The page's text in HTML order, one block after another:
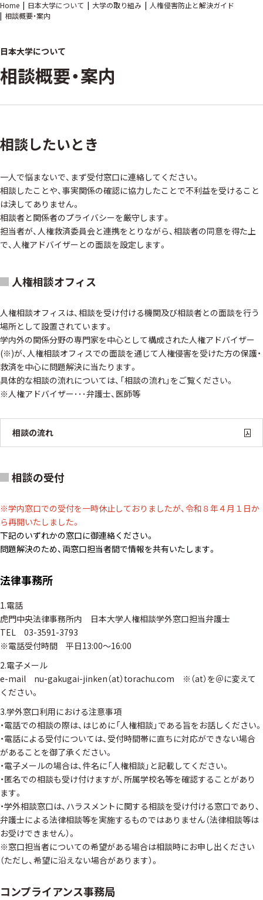
Home 日本大学について 大学の取り組み
人権侵害防止と解決ガイド
相談概要・案内
日本大学について
相談概要・案内
相談したいとき
一人で悩まないで、まず受付窓口に連絡してください。
相談したことや、事実関係の確認に協力したことで不利益を受けること
は決してありません。
相談者と関係者のプライバシーを厳守します。
担当者が、人権救済委員会と連携をとりながら、相談者の同意を得た上
で、人権アドバイザーとの面談を設定します。
人権相談オフィス
人権相談オフィスは、相談を受け付ける機関及び相談者との面談を行う
場所として設置されています。
学内外の関係分野の専門家を中心として構成された人権アドバイザー
(※)が、人権相談オフィスでの面談を通じて人権侵害を受けた方の保護・
救済を中心に問題解決に当たります。
具体的な相談の流れについては、「相談の流れ」をご覧ください。
※人権アドバイザー･･･弁護士、医師等
相談の流れ
相談の受付
※学内窓口での受付を一時休止しておりましたが、令和８年４月１日か
ら再開いたしました。
下記のいずれかの窓口に御連絡ください。
問題解決のため、両窓口担当者間で情報を共有いたします。
法律事務所
1.電話
虎門中央法律事務所内 日本大学人権相談学外窓口担当弁護士
TEL 03-3591-3793
※電話受付時間 平日13:00～16:00
2.電子メール
e-mail nu-gakugai-jinken（at）torachu.com ※（at）を＠に変えて
ください。
3.学外窓口利用における注意事項
・電話での相談の際は、はじめに「人権相談」である旨をお話しください。
・電話による受付については、受付時間帯に直ちに対応ができない場合
があることを御了承ください。
・電子メールの場合は、件名に「人権相談」と記載してください。
・匿名での相談も受け付けますが、所属学校名等を確認することがあり
ます。
・学外相談窓口は、ハラスメントに関する相談を受け付ける窓口であり、
弁護士による法律相談等を実施するものではありません（法律相談等は
お受けできません）。
※窓口担当者についての希望がある場合は相談時にお申し出ください
（ただし、希望に沿えない場合があります）。
コンプライアンス事務局